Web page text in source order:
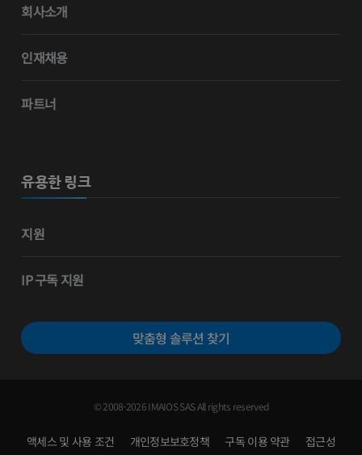
회사소개
인재채용
파트너
유용한 링크
지원
IP 구독 지원
맞춤형 솔루션 찾기
© 2008-2026 IMAIOS SAS All rights reserved
액세스 및 사용 조건 개인정보보호정책 구독 이용 약관 접근성